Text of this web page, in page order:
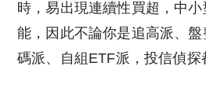
時，易出現連續性買超，中
能，因此不論你是追高派、
碼派、自組ETF派，投信偵探